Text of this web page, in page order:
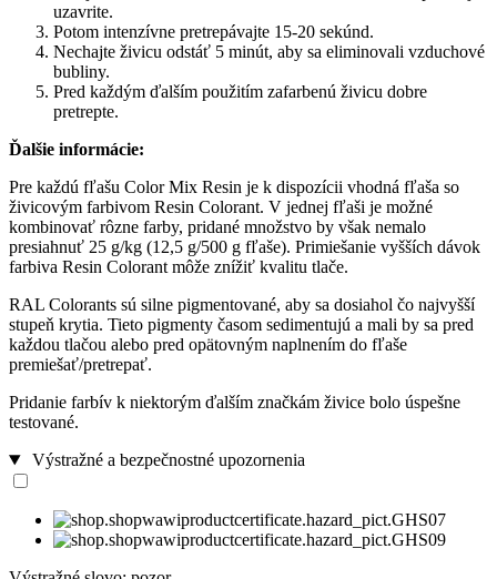
uzavrite.
Potom intenzívne pretrepávajte 15-20 sekúnd.
Nechajte živicu odstáť 5 minút, aby sa eliminovali vzduchové
bubliny.
Pred každým ďalším použitím zafarbenú živicu dobre
pretrepte.
Ďalšie informácie:
Pre každú fľašu Color Mix Resin je k dispozícii vhodná fľaša so
živicovým farbivom Resin Colorant. V jednej fľaši je možné
kombinovať rôzne farby, pridané množstvo by však nemalo
presiahnuť 25 g/kg (12,5 g/500 g fľaše). Primiešanie vyšších dávok
farbiva Resin Colorant môže znížiť kvalitu tlače.
RAL Colorants sú silne pigmentované, aby sa dosiahol čo najvyšší
stupeň krytia. Tieto pigmenty časom sedimentujú a mali by sa pred
každou tlačou alebo pred opätovným naplnením do fľaše
premiešať/pretrepať.
Pridanie farbív k niektorým ďalším značkám živice bolo úspešne
testované.
Výstražné a bezpečnostné upozornenia